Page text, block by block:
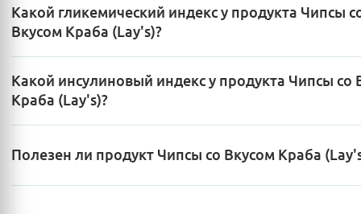
Какой гликемический индекс у продукта Чипсы
Вкусом Краба (Lay's)?
Какой инсулиновый индекс у продукта Чипсы со
Краба (Lay's)?
Полезен ли продукт Чипсы со Вкусом Краба